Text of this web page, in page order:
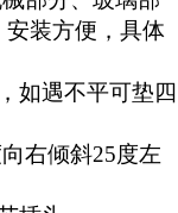
装方便，具体
如遇不平可垫四
右倾斜25度左